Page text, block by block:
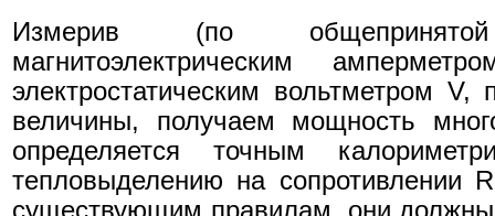
Измерив (по
магнитоэлектрическим
электростатическим вольтметром
величины, получаем мощность
определяется точным
тепловыделению на